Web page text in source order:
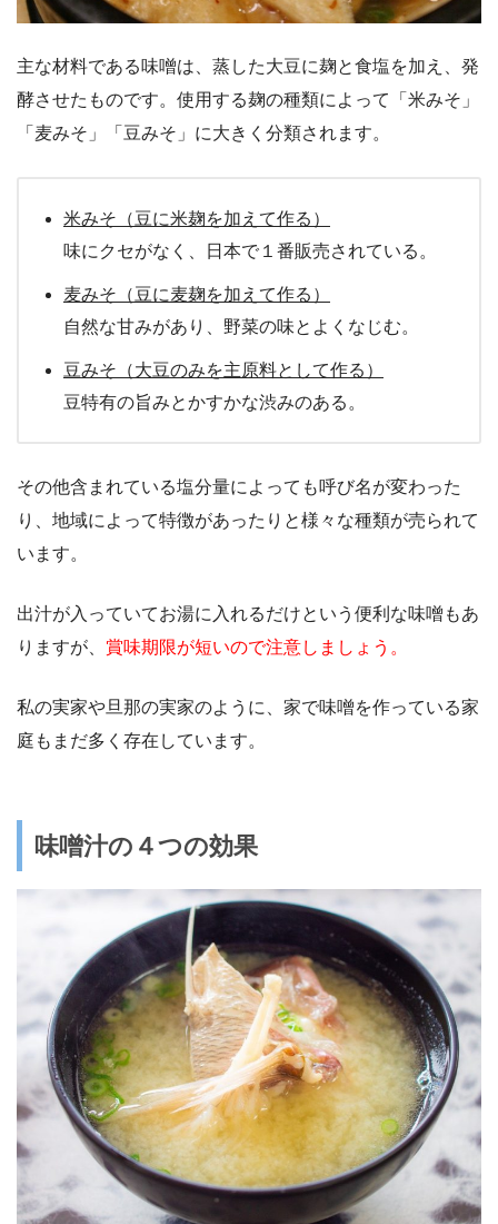
主な材料である味噌は、蒸した大豆に麹と食塩を加え、発
酵させたものです。使用する麹の種類によって「米みそ」
「麦みそ」「豆みそ」に大きく分類されます。
米みそ（豆に米麹を加えて作る）
味にクセがなく、日本で１番販売されている。
麦みそ（豆に麦麹を加えて作る）
自然な甘みがあり、野菜の味とよくなじむ。
豆みそ（大豆のみを主原料として作る）
豆特有の旨みとかすかな渋みのある。
その他含まれている塩分量によっても呼び名が変わった
り、地域によって特徴があったりと様々な種類が売られて
います。
出汁が入っていてお湯に入れるだけという便利な味噌もあ
りますが、 賞味期限が短いので注意しましょう。
私の実家や旦那の実家のように、家で味噌を作っている家
庭もまだ多く存在しています。
味噌汁の４つの効果